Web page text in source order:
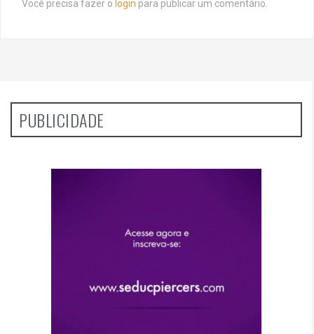
Você precisa fazer o login para publicar um comentário.
PUBLICIDADE